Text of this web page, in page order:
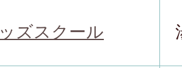
ズスクール